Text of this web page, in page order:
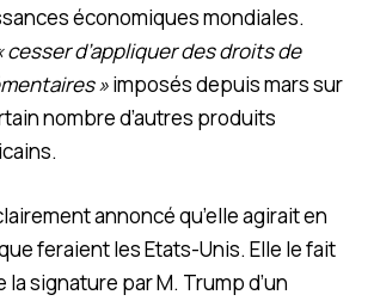
économiques mondiales.
cesser d’appliquer des droits de
»imposés depuis mars sur
nombre d’autres produits
annoncé qu’elle agirait en
feraient les Etats-Unis. Elle le fait
la signature par M. Trump d’un